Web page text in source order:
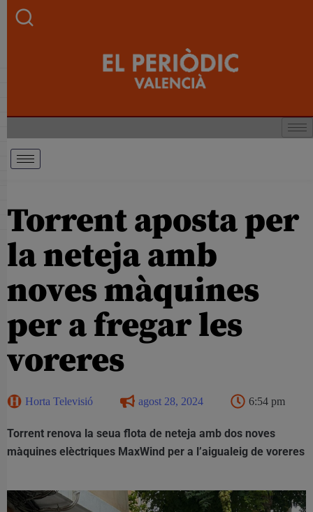
Torrent aposta per
la neteja amb
noves màquines
per a fregar les
voreres
Horta Televisió agost 28, 2024 6:54 pm
Torrent renova la seua flota de neteja amb dos noves
màquines elèctriques MaxWind per a l’aigualeig de voreres